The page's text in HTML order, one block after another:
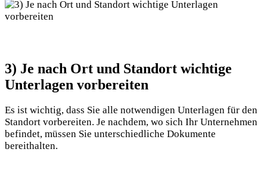
3) Je ‌nach ⁤Ort und Standort⁤ wichtige
Unterlagen vorbereiten
Es⁢ ist wichtig, dass Sie alle notwendigen Unterlagen für den⁢
Standort vorbereiten. Je nachdem, wo sich Ihr Unternehmen
befindet, müssen Sie unterschiedliche Dokumente
bereithalten.